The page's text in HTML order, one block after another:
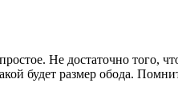
Не достаточно того,
будет размер обода.